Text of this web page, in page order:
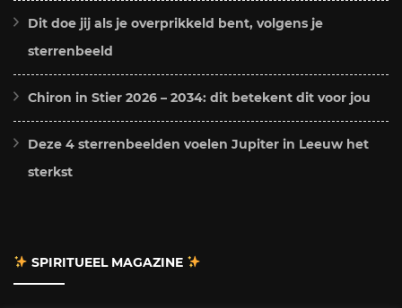
Dit doe jij als je overprikkeld bent, volgens je
sterrenbeeld
Chiron in Stier 2026 – 2034: dit betekent dit voor jou
Deze 4 sterrenbeelden voelen Jupiter in Leeuw het
sterkst
SPIRITUEEL MAGAZINE